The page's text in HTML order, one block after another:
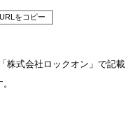
をコピー
株式会社ロックオン」で記載